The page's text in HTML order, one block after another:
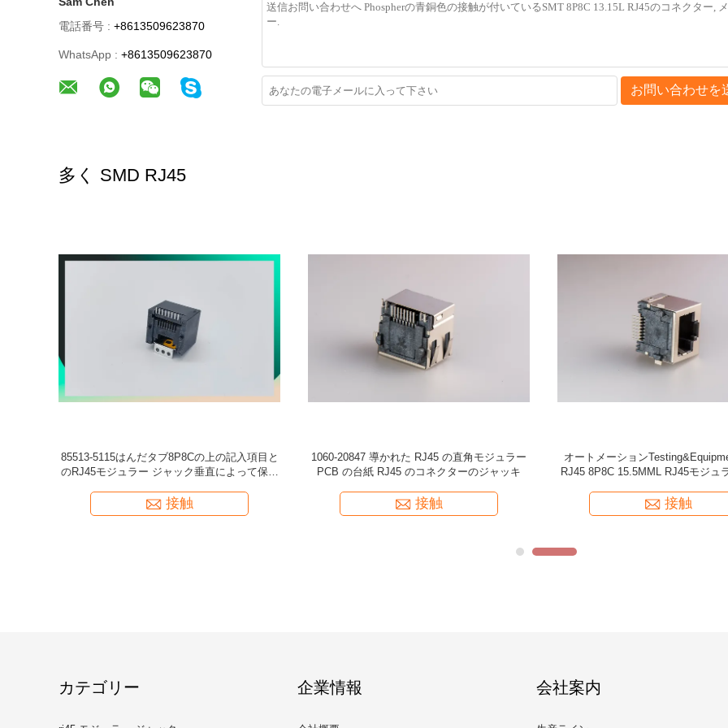
電話番号 : +8613509623870
WhatsApp : +8613509623870
お問い合わせを
多く SMD RJ45
長方形Phconnの工具細工Pin SMD RJ45のコネ
クター/Rj45メスのジャック
接触
はんだタブ8P8Cの上の記入項目WR-MJ
634108185321との小さいRJ45モジュラー ジ
接触
ビデオ、ネットワーキング、電気
125 VAC RMS 18.1L SMD RJ45カ
接触
カテゴリー 企業情報 会社案内